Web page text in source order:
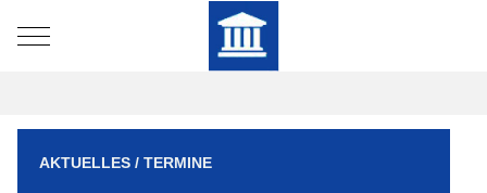
Mobile Menu Toggle
AKTUELLES / TERMINE